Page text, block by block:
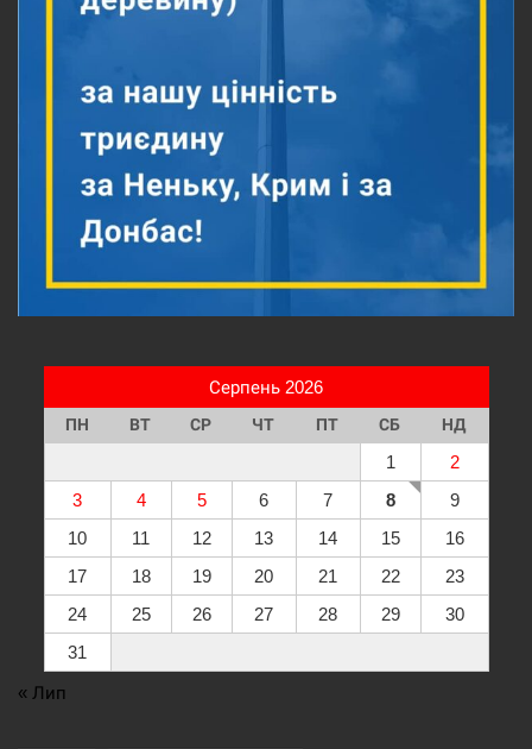
Серпень 2026
ПН ВТ СР ЧТ ПТ СБ НД
1
2
3
4 5 6 7 8
9
10
11 12 13 14 15
16
17
18 19 20 21 22
23
24
25 26 27 28 29
30
31
« Лип